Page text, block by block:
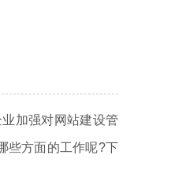
加强对网站建设管
些方面的工作呢?下